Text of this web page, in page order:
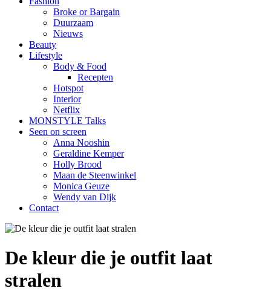
Broke or Bargain
Duurzaam
Nieuws
Beauty
Lifestyle
Body & Food
Recepten
Hotspot
Interior
Netflix
MONSTYLE Talks
Seen on screen
Anna Nooshin
Geraldine Kemper
Holly Brood
Maan de Steenwinkel
Monica Geuze
Wendy van Dijk
Contact
De kleur die je outfit laat
stralen